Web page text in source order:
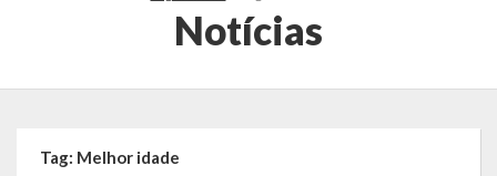
Estatísticas
Notícias
Tag: Melhor idade